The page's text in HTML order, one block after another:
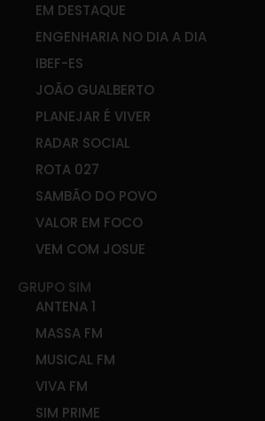
EM DESTAQUE
ENGENHARIA NO DIA A DIA
IBEF-ES
JOÃO GUALBERTO
PLANEJAR É VIVER
RADAR SOCIAL
ROTA 027
SAMBÃO DO POVO
VALOR EM FOCO
VEM COM JOSUE
GRUPO SIM
ANTENA 1
MASSA FM
MUSICAL FM
VIVA FM
SIM PRIME